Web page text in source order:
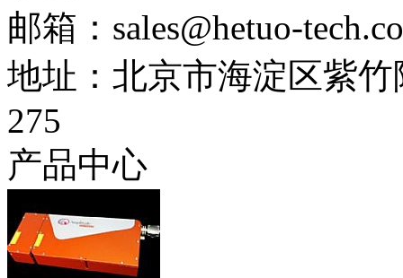
邮箱：sales@hetuo-
地址：北京市海淀区紫
275
产品中心